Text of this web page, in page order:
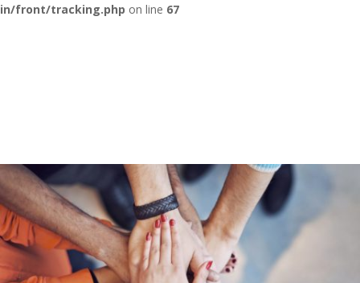
in/front/tracking.php on line 67